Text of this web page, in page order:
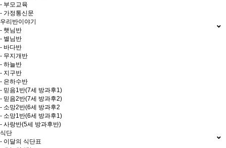
- 부모교육
- 가정통신문
우리반이야기
- 햇님반
- 별님반
- 바다반
- 무지개반
- 하늘반
- 지구반
- 은하수반
- 믿음1반(7세 방과후1)
- 믿음2반(7세 방과후2)
- 소망2반(6세 방과후2
- 소망1반(6세 방과후1)
- 사랑반(5세 방과후반)
식단
- 이달의 식단표